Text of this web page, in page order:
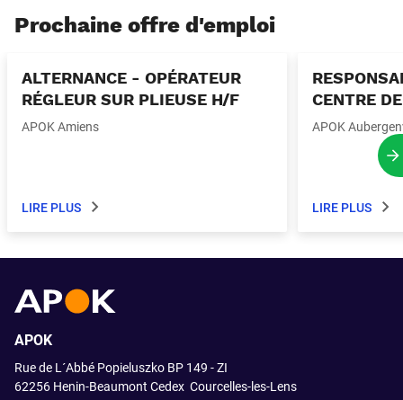
Prochaine offre d'emploi
ALTERNANCE - OPÉRATEUR
RÉGLEUR SUR PLIEUSE H/F
APOK Amiens
LIRE PLUS
CENTRE
APOK
LIRE PLUS
APOK
Rue de L´Abbé Popieluszko BP 149 - ZI
62256 Henin-Beaumont Cedex Courcelles-les-Lens